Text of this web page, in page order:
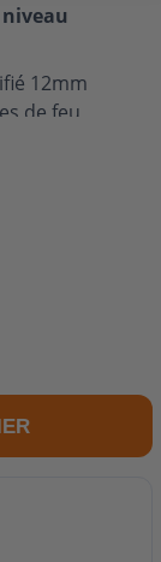
12mm
de feu
une cuisson
responsable.